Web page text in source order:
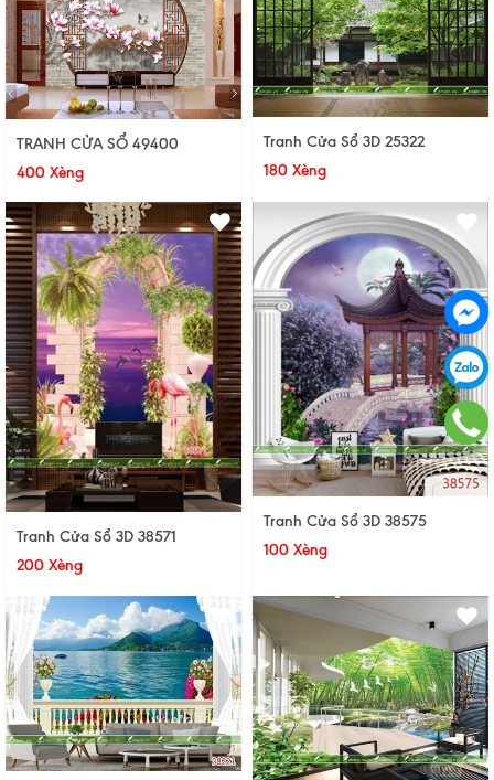
TRANH CỬA SỔ 49400
400 Xèng
Tranh Cửa Sổ 3D 25322
180 Xèng
Tranh Cửa Sổ 3D 38571
200 Xèng
Tranh Cửa Sổ 3D 38575
100 Xèng